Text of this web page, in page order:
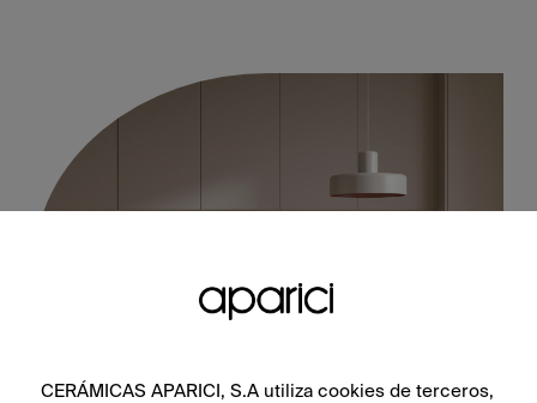
CERÁMICAS APARICI, S.A utiliza cookies de terceros,